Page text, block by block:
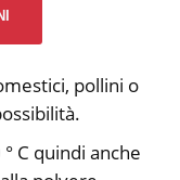
pollini o
C quindi anche